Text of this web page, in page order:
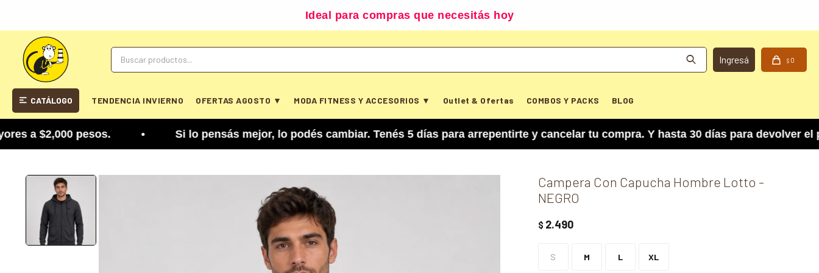
Ideal para compras que necesitás hoy
CATÁLOGO TENDENCIA INVIERNO OFERTAS AGOSTO ▼ MODA FITNESS Y ACCESORIOS ▼ Outlet & Ofertas COMBOS Y PACKS BLOG
$ 0
a $2,000 pesos. • Si lo pensás mejor, lo podés cambiar. Tenés 5 días para arrepentirte y cancelar tu compra. Y hasta 30 días para devolver el
Campera Con Capucha Hombre Lotto -
NEGRO
$ 2.490
S M L XL